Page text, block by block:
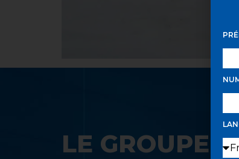
LE GROUPE